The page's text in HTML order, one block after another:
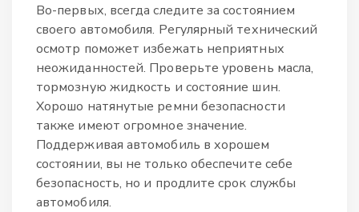
Во-первых, всегда следите за состоянием
своего автомобиля. Регулярный технический
осмотр поможет избежать неприятных
неожиданностей. Проверьте уровень масла,
тормозную жидкость и состояние шин.
Хорошо натянутые ремни безопасности
также имеют огромное значение.
Поддерживая автомобиль в хорошем
состоянии, вы не только обеспечите себе
безопасность, но и продлите срок службы
автомобиля.